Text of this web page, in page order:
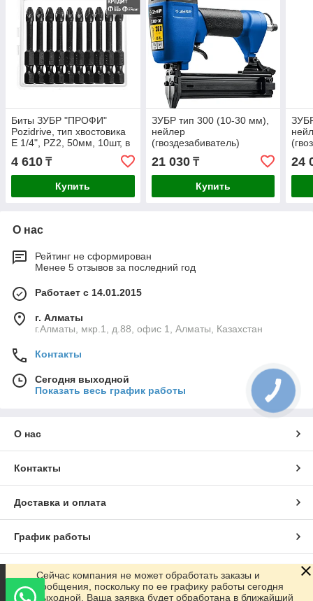
Биты ЗУБР "ПРОФИ"
Pozidrive, тип хвостовика
E 1/4", PZ2, 50мм, 10шт, в
пластиковом боксе, на
карточке
4 610 ₸
Купить
ЗУБР тип 300 (10-30 мм),
нейлер
(гвоздезабиватель)
пневматический для
гвоздей 31932
21 030₸
Купить
24
О нас
Рейтинг не сформирован
Менее 5 отзывов за последний год
Работает с 14.01.2015
г. Алматы
г.Алматы, мкр.1, д.88, офис 1, Алматы, Казахстан
Контакты
Сегодня выходной
Показать весь график работы
О нас
Контакты
Доставка и оплата
График работы
Полная версия сайта
Сейчас компания не может обработать заказы и
сообщения, поскольку по ее графику работы сегодня
выходной. Ваша заявка будет обработана в ближайший